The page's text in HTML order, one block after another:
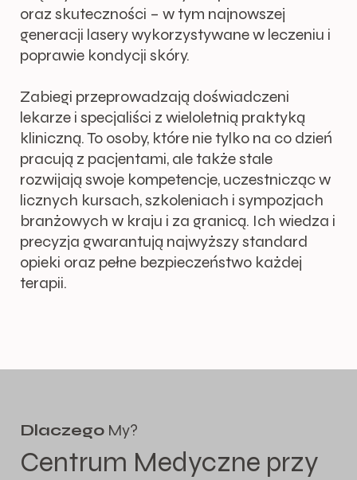
oraz skuteczności – w tym najnowszej
generacji lasery wykorzystywane w leczeniu i
poprawie kondycji skóry.
Zabiegi przeprowadzają doświadczeni
lekarze i specjaliści z wieloletnią praktyką
kliniczną. To osoby, które nie tylko na co dzień
pracują z pacjentami, ale także stale
rozwijają swoje kompetencje, uczestnicząc w
licznych kursach, szkoleniach i sympozjach
branżowych w kraju i za granicą. Ich wiedza i
precyzja gwarantują najwyższy standard
opieki oraz pełne bezpieczeństwo każdej
terapii.
Dlaczego My?
Centrum Medyczne przy